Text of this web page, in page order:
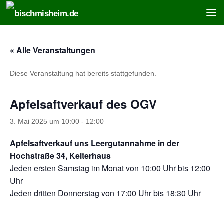
Zum Inhalt springen
« Alle Veranstaltungen
Diese Veranstaltung hat bereits stattgefunden.
Apfelsaftverkauf des OGV
3. Mai 2025 um 10:00 - 12:00
Apfelsaftverkauf uns Leergutannahme in der
Hochstraße 34, Kelterhaus
Jeden ersten Samstag im Monat von 10:00 Uhr bis 12:00
Uhr
Jeden dritten Donnerstag von 17:00 Uhr bis 18:30 Uhr